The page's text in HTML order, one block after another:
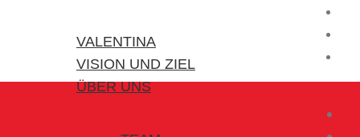
VALENTINA
VISION UND ZIEL
ÜBER UNS